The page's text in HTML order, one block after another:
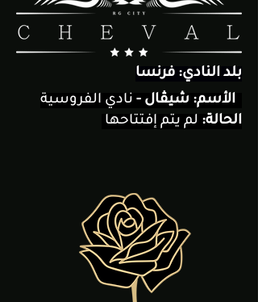
بلد النادي: فرنسا
الأسم: شيڤال -
الحالة: لم يتم إفتتاحها